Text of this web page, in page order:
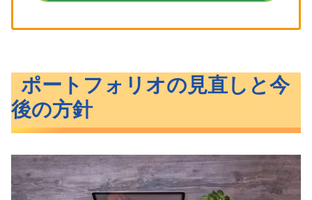
ポートフォリオの見直しと今
後の方針